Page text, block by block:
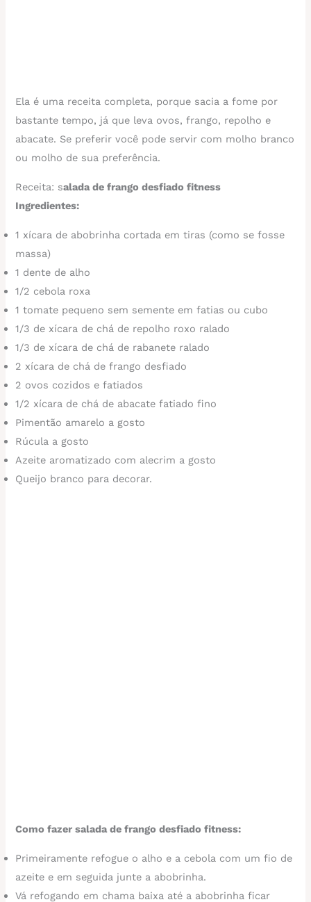
Ela é uma receita completa, porque sacia a fome por
bastante tempo, já que leva ovos, frango, repolho e
abacate. Se preferir você pode servir com molho branco
ou molho de sua preferência.
Receita: salada de frango desfiado fitness
Ingredientes:
1 xícara de abobrinha cortada em tiras (como se fosse
massa)
1 dente de alho
1/2 cebola roxa
1 tomate pequeno sem semente em fatias ou cubo
1/3 de xícara de chá de repolho roxo ralado
1/3 de xícara de chá de rabanete ralado
2 xícara de chá de frango desfiado
2 ovos cozidos e fatiados
1/2 xícara de chá de abacate fatiado fino
Pimentão amarelo a gosto
Rúcula a gosto
Azeite aromatizado com alecrim a gosto
Queijo branco para decorar.
Como fazer salada de frango desfiado fitness:
Primeiramente refogue o alho e a cebola com um fio de
azeite e em seguida junte a abobrinha.
Vá refogando em chama baixa até a abobrinha ficar